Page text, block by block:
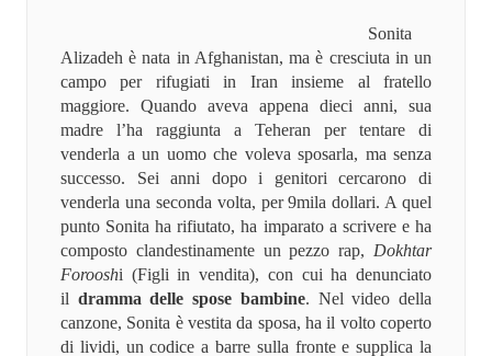
Sonita
Alizadeh è nata in Afghanistan, ma è cresciuta in un
campo per rifugiati in Iran insieme al fratello
maggiore. Quando aveva appena dieci anni, sua
madre l’ha raggiunta a Teheran per tentare di
venderla a un uomo che voleva sposarla, ma senza
successo. Sei anni dopo i genitori cercarono di
venderla una seconda volta, per 9mila dollari. A quel
punto Sonita ha rifiutato, ha imparato a scrivere e ha
composto clandestinamente un pezzo rap, Dokhtar
Forooshi (Figli in vendita), con cui ha denunciato
il dramma delle spose bambine. Nel video della
canzone, Sonita è vestita da sposa, ha il volto coperto
di lividi, un codice a barre sulla fronte e supplica la